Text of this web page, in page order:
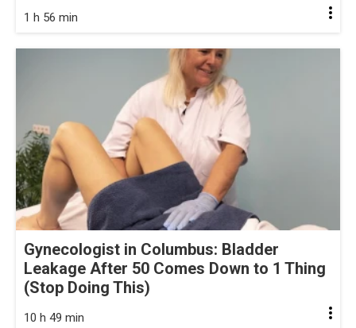
1 h 56 min
Gynecologist in Columbus: Bladder
Leakage After 50 Comes Down to 1 Thing
(Stop Doing This)
10 h 49 min